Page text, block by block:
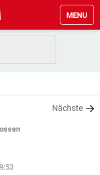
MENU
Nächste